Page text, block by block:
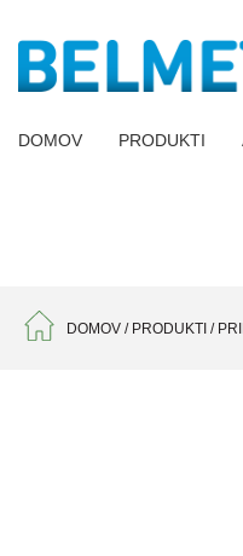
DOMOV PRODUKTI
DOMOV / PRODUKTI /